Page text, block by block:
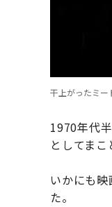
干上がったミー
1970年代
としてま
いかにも
た。